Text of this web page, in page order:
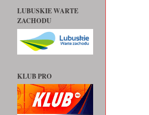
LUBUSKIE WARTE
ZACHODU
KLUB PRO